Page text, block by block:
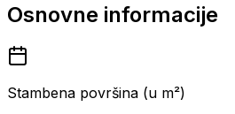
Osnovne informacije
Stambena površina (u m²)